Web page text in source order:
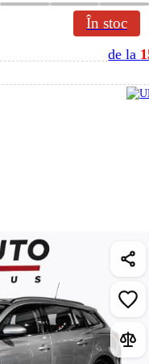
În stoc
de la